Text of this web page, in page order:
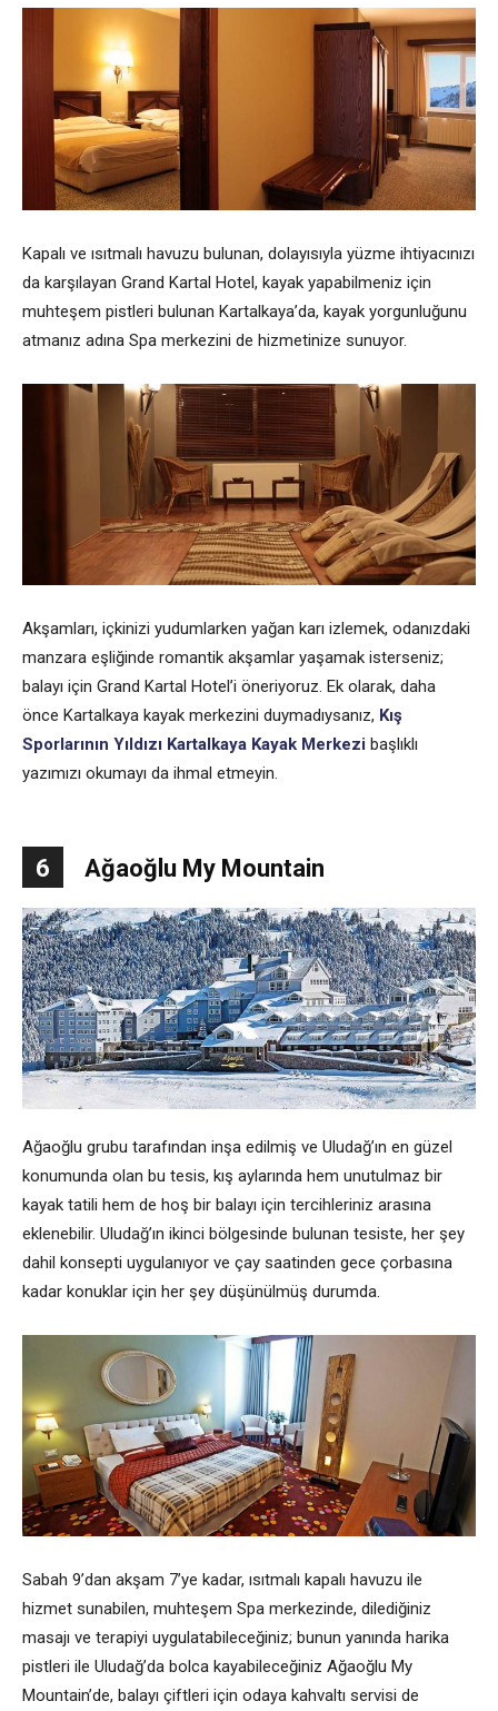
Kapalı ve ısıtmalı havuzu bulunan, dolayısıyla yüzme ihtiyacınızı
da karşılayan Grand Kartal Hotel, kayak yapabilmeniz için
muhteşem pistleri bulunan Kartalkaya’da, kayak yorgunluğunu
atmanız adına Spa merkezini de hizmetinize sunuyor.
Akşamları, içkinizi yudumlarken yağan karı izlemek, odanızdaki
manzara eşliğinde romantik akşamlar yaşamak isterseniz;
balayı için Grand Kartal Hotel’i öneriyoruz. Ek olarak, daha
önce Kartalkaya kayak merkezini duymadıysanız, Kış
Sporlarının Yıldızı Kartalkaya Kayak Merkezi başlıklı
yazımızı okumayı da ihmal etmeyin.
6 Ağaoğlu My Mountain
Ağaoğlu grubu tarafından inşa edilmiş ve Uludağ’ın en güzel
konumunda olan bu tesis, kış aylarında hem unutulmaz bir
kayak tatili hem de hoş bir balayı için tercihleriniz arasına
eklenebilir. Uludağ’ın ikinci bölgesinde bulunan tesiste, her şey
dahil konsepti uygulanıyor ve çay saatinden gece çorbasına
kadar konuklar için her şey düşünülmüş durumda.
Sabah 9’dan akşam 7’ye kadar, ısıtmalı kapalı havuzu ile
hizmet sunabilen, muhteşem Spa merkezinde, dilediğiniz
masajı ve terapiyi uygulatabileceğiniz; bunun yanında harika
pistleri ile Uludağ’da bolca kayabileceğiniz Ağaoğlu My
Mountain’de, balayı çiftleri için odaya kahvaltı servisi de